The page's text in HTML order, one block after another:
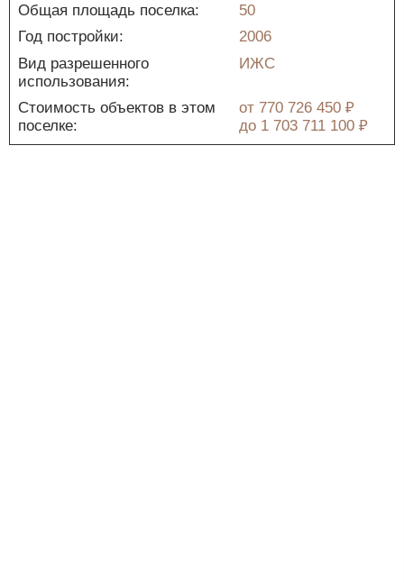
Общая площадь поселка:
50
Год постройки:
2006
Вид разрешенного
использования:
ИЖС
Стоимость объектов в этом
поселке:
от 770 726 450 ₽
до 1 703 711 100 ₽